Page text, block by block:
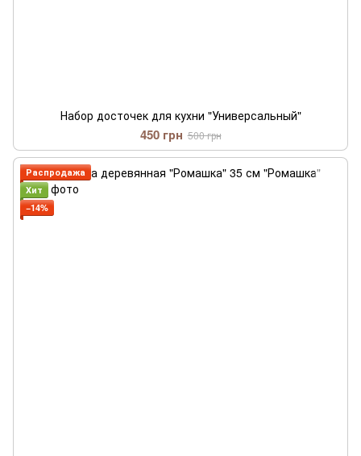
Набор досточек для кухни "Универсальный"
450 грн 500 грн
Распродажа
Хит
−14%